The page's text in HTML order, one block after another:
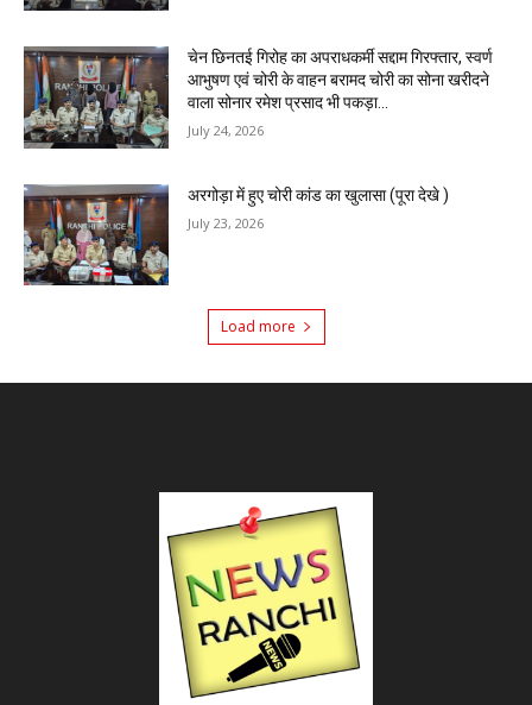
चेन छिनतई गिरोह का अपराधकर्मी सद्दाम गिरफ्तार, स्वर्ण
आभुषण एवं चोरी के वाहन बरामद चोरी का सोना खरीदने
वाला सोनार रमेश प्रसाद भी पकड़ा...
July 24, 2026
अरगोड़ा में हुए चोरी कांड का खुलासा (पूरा देखे )
July 23, 2026
Load more